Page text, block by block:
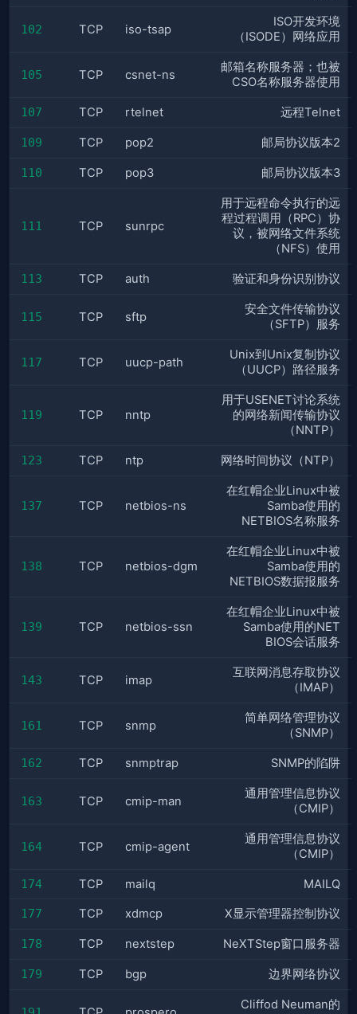
102 TCP iso-tsap
ISO开发环境
（ISODE）网络应用
105 TCP csnet-ns
邮箱名称服务器；也被
CSO名称服务器使用
107 TCP rtelnet 远程Telnet
109 TCP pop2 邮局协议版本2
110 TCP pop3 邮局协议版本3
111 TCP sunrpc
用于远程命令执行的远
程过程调用（RPC）协
议，被网络文件系统
（NFS）使用
113 TCP auth 验证和身份识别协议
115 TCP sftp
安全文件传输协议
（SFTP）服务
117 TCP uucp-path
Unix到Unix复制协议
（UUCP）路径服务
119 TCP nntp
用于USENET讨论系统
的网络新闻传输协议
（NNTP）
123 TCP ntp 网络时间协议（NTP）
137 TCP netbios-ns
在红帽企业Linux中被
Samba使用的
NETBIOS名称服务
138 TCP netbios-dgm
在红帽企业Linux中被
Samba使用的
NETBIOS数据报服务
139 TCP netbios-ssn
在红帽企业Linux中被
Samba使用的NET
BIOS会话服务
143 TCP imap
互联网消息存取协议
（IMAP）
161 TCP snmp
简单网络管理协议
（SNMP）
162 TCP snmptrap SNMP的陷阱
163 TCP cmip-man
通用管理信息协议
（CMIP）
164 TCP cmip-agent
通用管理信息协议
（CMIP）
174 TCP mailq MAILQ
177 TCP xdmcp X显示管理器控制协议
178 TCP nextstep NeXTStep窗口服务器
179 TCP bgp 边界网络协议
Cliffod Neuman的